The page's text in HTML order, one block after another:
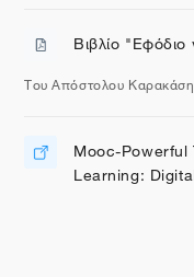
Βιβλίο "Εφόδιο
Διεύθυνση URL
Του Απόστολου Καρακάση
Mooc-
Learning:
Διεύθυνση URL